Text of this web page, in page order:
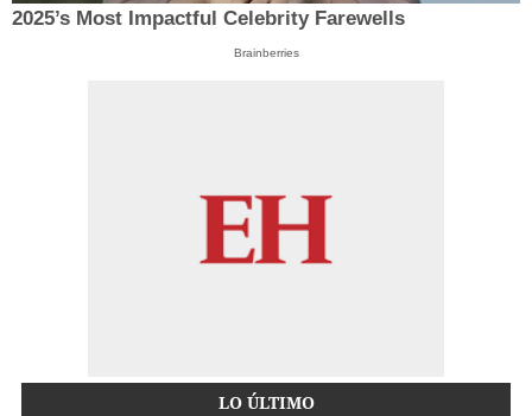
2025’s Most Impactful Celebrity Farewells
Brainberries
LO ÚLTIMO